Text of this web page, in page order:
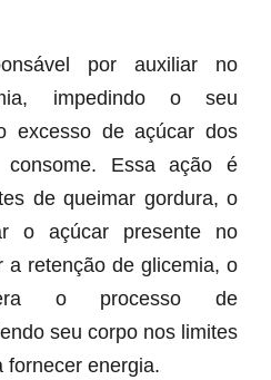
por auxiliar no
impedindo o seu
excesso de açúcar dos
Essa ação é
de queimar gordura, o
o açúcar presente no
a retenção de glicemia, o
o processo de
seu corpo nos limites
fornecer energia.